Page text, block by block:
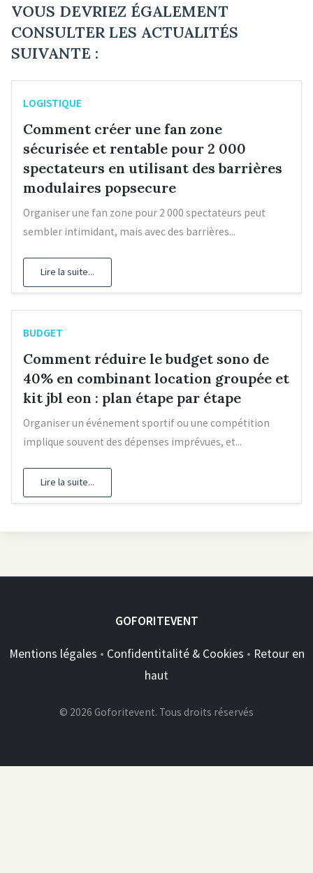
VOUS DEVRIEZ ÉGALEMENT
CONSULTER LES ACTUALITÉS
SUIVANTE :
LOGISTIQUE
Comment créer une fan zone
sécurisée et rentable pour 2 000
spectateurs en utilisant des barrières
modulaires popsecure
Organiser une fan zone pour 2 000 spectateurs peut
sembler intimidant, mais avec des barrières...
Lire la suite...
BUDGET
Comment réduire le budget sono de
40% en combinant location groupée et
kit jbl eon : plan étape par étape
Organiser un événement sportif ou une compétition
implique souvent des dépenses imprévues, et...
Lire la suite...
GOFORITEVENT
Mentions légales • Confidentitalité & Cookies • Retour en
haut
© 2026 Goforitevent. Tous droits réservés